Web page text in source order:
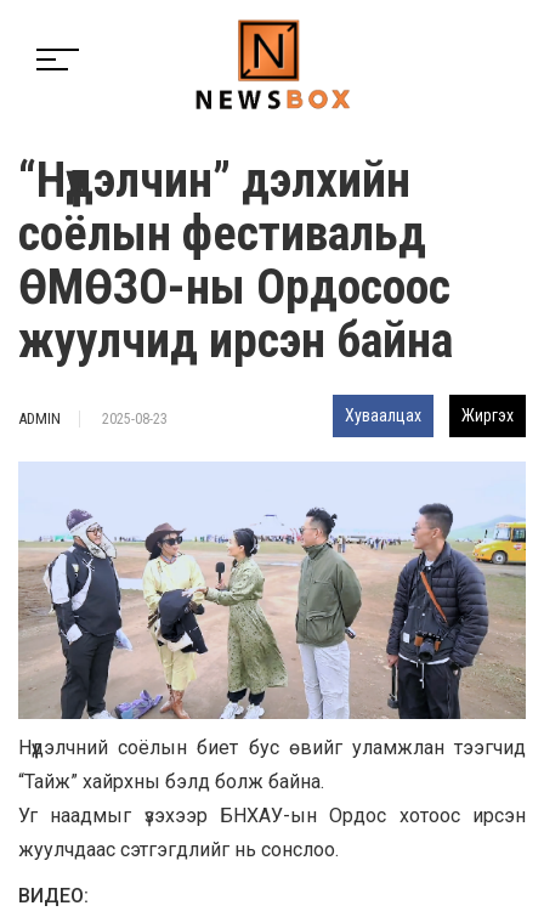
“Нүүдэлчин” дэлхийн
соёлын фестивальд
ӨМӨЗО-ны Ордосоос
жуулчид ирсэн байна
ADMIN 2025-08-23 Хуваалцах Жиргэх
Нүүдэлчний соёлын биет бус өвийг уламжлан тээгчид
“Тайж” хайрхны бэлд болж байна.
Уг наадмыг үзэхээр БНХАУ-ын Ордос хотоос ирсэн
жуулчдаас сэтгэгдлийг нь сонслоо.
ВИДЕО: